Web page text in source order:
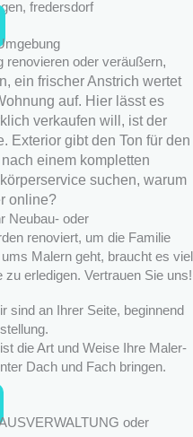
renovieren oder veräußern,
ein frischer Anstrich wertet
auf. Hier lässt es
verkaufen will, ist der
Exterior gibt den Ton für den
einem kompletten
suchen, warum
online?
Neubau- oder
renoviert, um die Familie
Malern geht, braucht es viel
erledigen. Vertrauen Sie uns!
sind an Ihrer Seite, beginnend
die Art und Weise Ihre Maler-
Dach und Fach bringen.
oder